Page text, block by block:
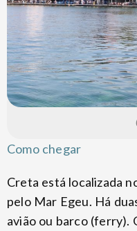
Como chegar
Creta está localizada
pelo Mar Egeu. Há
avião ou barco (ferry).